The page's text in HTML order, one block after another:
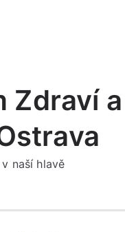
Zdraví a
naší hlavě